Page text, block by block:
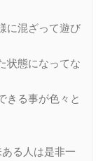
に混ざって遊び
状態になってな
きる事が色々と
る人は是非一